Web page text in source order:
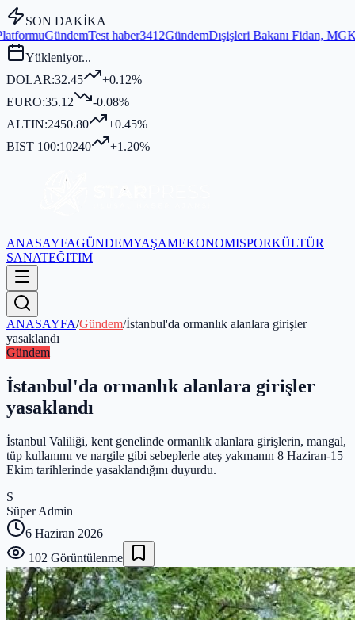
SON DAKİKA
haber3412GündemDışişleri Bakanı Fidan, MGK Genel
Yükleniyor...
DOLAR:32.45
+0.12%
EURO:35.12
-0.08%
ALTIN:2450.80
+0.45%
BIST 100:10240 +1.20%
ANASAYFAGÜNDEMYAŞAMEKONOMISPORKÜLTÜR
SANATEĞITIM
ANASAYFA/Gündem/İstanbul'da ormanlık alanlara girişler
yasaklandı
Gündem
İstanbul'da ormanlık alanlara girişler
yasaklandı
İstanbul Valiliği, kent genelinde ormanlık alanlara girişlerin, mangal,
tüp kullanımı ve nargile gibi sebeplerle ateş yakmanın 8 Haziran-15
Ekim tarihlerinde yasaklandığını duyurdu.
S
Süper Admin
6 Haziran 2026
102 Görüntülenme